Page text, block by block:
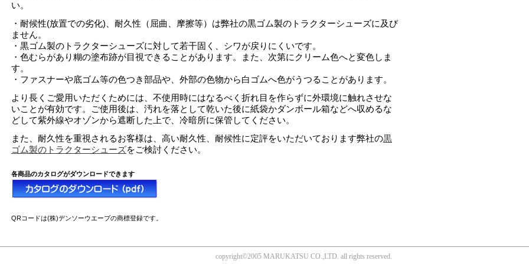
い。
・耐候性(放置での劣化)、耐久性（屈曲、摩擦等）は弊社の黒ゴム製のトラクターシューズに及び
ません。
・黒ゴム製のトラクターシューズに対して若干固く、シワが戻りにくいです。
・色むらがあり糊の塗布跡が目視できることがあります。また、次第にクリーム色へと変色しま
す。
・ファスナーや底ゴム等の色つき部品や、外部の色物から白ゴムへ色がうつることがあります。
より長くご愛用いただくためには、不使用時にはなるべく折れ目を作らずに外環境に触れさせな
いことが有効です。ご使用後は、汚れを落として乾いた後に紙袋かダンボール箱などへ収めるな
どして紫外線やオゾンから遮断した上で、冷暗所に保管してください。
また、耐久性を重視されるお客様は、高い耐久性、耐候性に定評をいただいております弊社の黒
ゴム製のトラクターシューズをご検討ください。
各商品のカタログがダウンロードできます
QRコードは(株)デンソーウエーブの商標登録です。
copyright©2005 MARUKATSU CO.,LTD. all rights reserved.